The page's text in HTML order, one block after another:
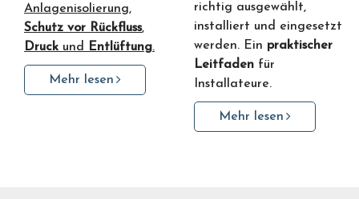
Anlagenisolierung,
Schutz vor Rückfluss,
Druck und Entlüftung.
Mehr lesen
richtig ausgewählt,
installiert und eingesetzt
werden. Ein praktischer
Leitfaden für
Installateure.
Mehr lesen